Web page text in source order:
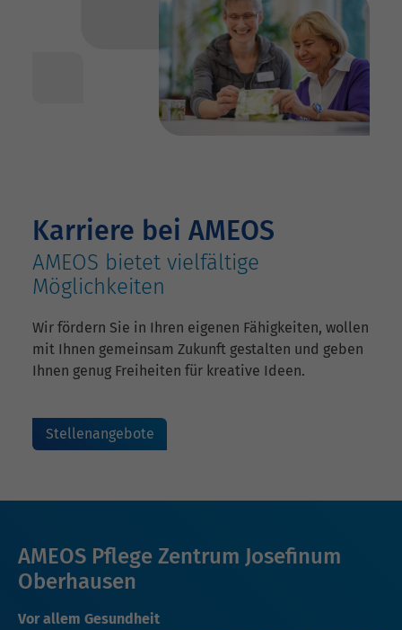
Karriere bei AMEOS
AMEOS bietet vielfältige
Möglichkeiten
Wir fördern Sie in Ihren eigenen Fähigkeiten, wollen
mit Ihnen gemeinsam Zukunft gestalten und geben
Ihnen genug Freiheiten für kreative Ideen.
Stellenangebote
AMEOS Pflege Zentrum Josefinum
Oberhausen
Vor allem Gesundheit